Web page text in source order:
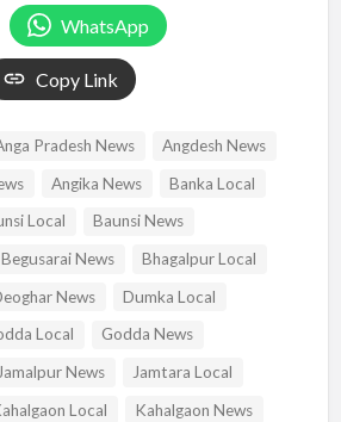
WhatsApp
Copy Link
Pradesh News
Angdesh News
Angika News
Banka Local
Local
Baunsi News
Begusarai News
Bhagalpur Local
News
Dumka Local
Local
Godda News
Jamalpur News
Jamtara Local
Local
Kahalgaon News